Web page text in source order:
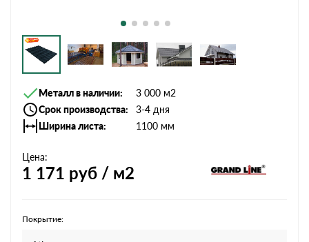
Металл в наличии
3 000 м2
Срок производства
3-4 дня
Ширина листа
1100 мм
Цена:
1 171 руб / м2
Покрытие: